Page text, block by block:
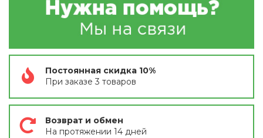
Постоянная скидка 10%
При заказе 3 товаров
Возврат и обмен
На протяжении 14 дней